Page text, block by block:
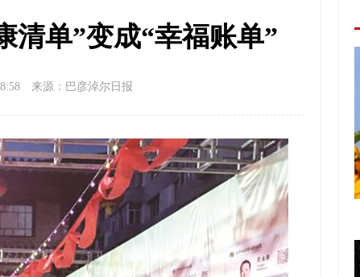
清单”变成“幸福账单”
来源：巴彦淖尔日报